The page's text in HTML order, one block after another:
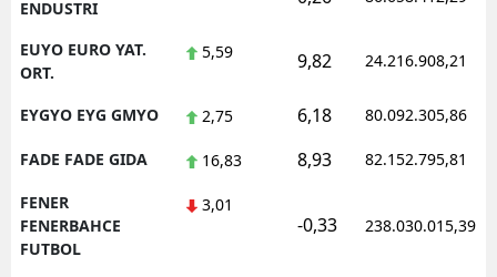
ENDUSTRI
EUYO EURO YAT.
ORT.
5,59 9,82 24.216.908,21
EYGYO EYG GMYO 2,75 6,18 80.092.305,86
FADE FADE GIDA 16,83 8,93 82.152.795,81
FENER
FENERBAHCE
FUTBOL
3,01
-0,33 238.030.015,39